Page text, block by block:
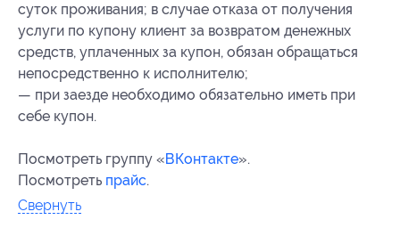
суток проживания; в случае отказа от получения
услуги по купону клиент за возвратом денежных
средств, уплаченных за купон, обязан обращаться
непосредственно к исполнителю;
— при заезде необходимо обязательно иметь при
себе купон.
Посмотреть группу «ВКонтакте».
Посмотреть прайс.
Свернуть